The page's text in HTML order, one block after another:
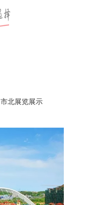
市北展览展示